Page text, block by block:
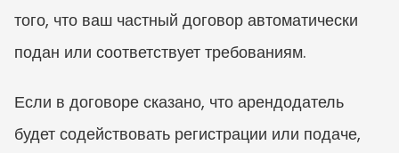
того, что ваш частный договор автоматически
подан или соответствует требованиям.
Если в договоре сказано, что арендодатель
будет содействовать регистрации или подаче,